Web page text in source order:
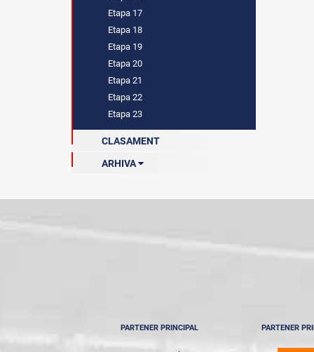
Etapa 17
Etapa 18
Etapa 19
Etapa 20
Etapa 21
Etapa 22
Etapa 23
CLASAMENT
ARHIVA
PARTENER PRINCIPAL PARTENER